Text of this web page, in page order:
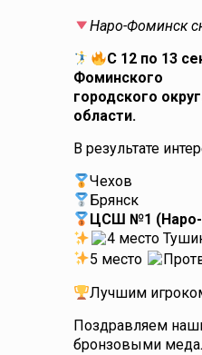
Наро-Фоминск
С 12 по 13
Фоминского
городского
области.
В результате
Чехов
Брянск
ЦСШ №1
4 место
5 место
Лучшим
Поздравляем
бронзовыми